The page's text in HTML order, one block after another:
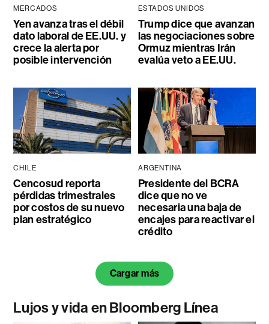
MERCADOS
Yen avanza tras el débil
dato laboral de EE.UU. y
crece la alerta por
posible intervención
ESTADOS UNIDOS
Trump dice que avanzan
las negociaciones sobre
Ormuz mientras Irán
evalúa veto a EE.UU.
CHILE
Cencosud reporta
pérdidas trimestrales
por costos de su nuevo
plan estratégico
ARGENTINA
Presidente del BCRA
dice que no ve
necesaria una baja de
encajes para reactivar el
crédito
Cargar más
Lujos y vida en Bloomberg Línea